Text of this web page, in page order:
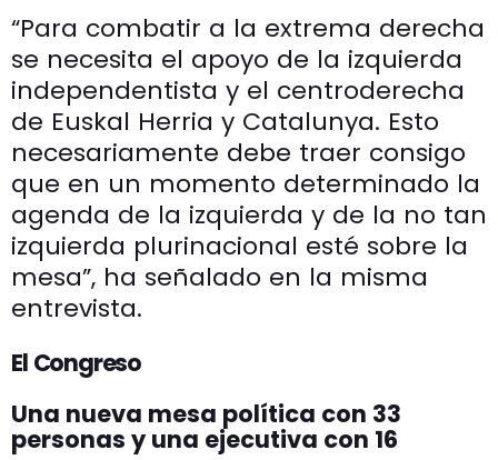
“Para combatir a la extrema derecha
se necesita el apoyo de la izquierda
independentista y el centroderecha
de Euskal Herria y Catalunya. Esto
necesariamente debe traer consigo
que en un momento determinado la
agenda de la izquierda y de la no tan
izquierda plurinacional esté sobre la
mesa”, ha señalado en la misma
entrevista.
El Congreso
Una nueva mesa política con 33
personas y una ejecutiva con 16